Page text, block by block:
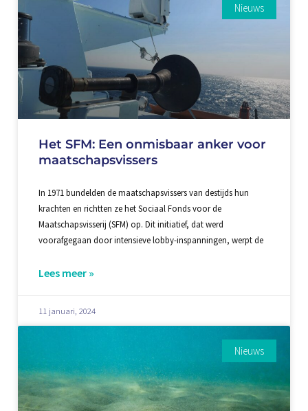
Nieuws
Het SFM: Een onmisbaar anker voor
maatschapsvissers
In 1971 bundelden de maatschapsvissers van destijds hun
krachten en richtten ze het Sociaal Fonds voor de
Maatschapsvisserij (SFM) op. Dit initiatief, dat werd
voorafgegaan door intensieve lobby-inspanningen, werpt de
Lees meer »
11 januari, 2024
Nieuws